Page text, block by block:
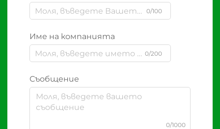
0/100
Име на компанията
0/200
Съобщение
0/1000